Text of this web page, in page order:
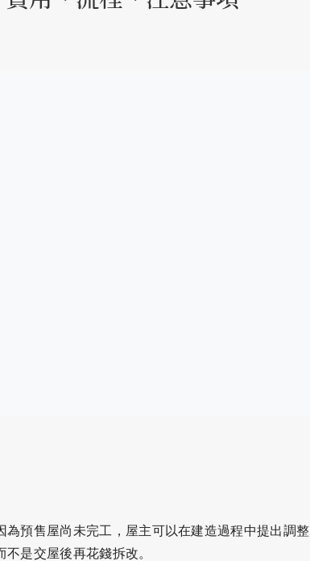
預售屋尚未完工，屋主可以在建造過程中提出調整
是交屋後再花錢拆改。